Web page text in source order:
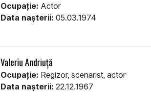
Ocupație: Actor
Data nașterii: 05.03.1974
Valeriu Andriuță
Ocupație: Regizor, scenarist, actor
Data nașterii: 22.12.1967